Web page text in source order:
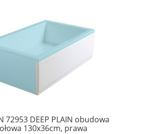
72953 DEEP PLAIN obudowa
130x36cm, prawa